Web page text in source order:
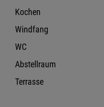
Kochen
Windfang
WC
Abstellraum
Terrasse